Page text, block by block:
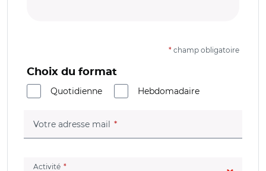
* champ obligatoire
Choix du format
Quotidienne
Hebdomadaire
Votre adresse mail (champ obligatoire)
Activité (champ obligatoire)